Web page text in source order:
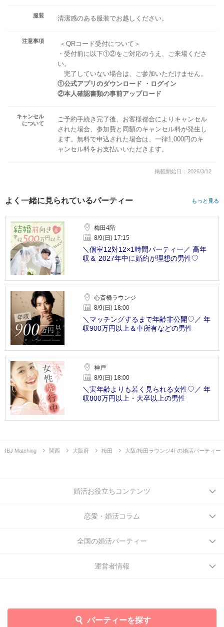
服装 清潔感のある服装でお越しください。
注意事項
＜QRコード受付について＞
・受付前に以下①②をご対応のうえ、ご来場くださ
い。
完了していない場合は、ご参加いただけません。
①公式アプリのダウンロード ・ログイン
②本人確認書類の事前アップロード
キャンセル
について
ご予約手続き完了後、お客様都合によりキャンセル
された場合、参加費と同額のキャンセル料が発生し
ます。無料で申込された場合は、一律1,000円のキ
ャンセル料をお支払いいただきます。
掲載開始日：2026/3/12
よく一緒に見られているパーティー もっと見る
梅田4階
8/9(日) 17:15
＼個室12対12×1時間パーティー／ 高年
収＆ 2027年中に婚約が理想の男性♡
心斎橋ラウンジ
8/9(日) 18:00
＼マッチングするまで年齢非公開♡／ 年
収900万円以上＆車所有などの男性
神戸
8/9(日) 18:00
＼実年齢よりも若く見られる女性♡／ 年
収800万円以上・大卒以上の男性
IBJ Matching 関西 大阪府 梅田 大阪/梅田ラウンジ4Fの婚活パーティー
パーティーを探す
婚活お役立ちコンテンツ
恋愛・婚活コラム
全国の婚活パーティー
運営者情報